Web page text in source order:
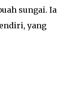
sungai. Ia
yang